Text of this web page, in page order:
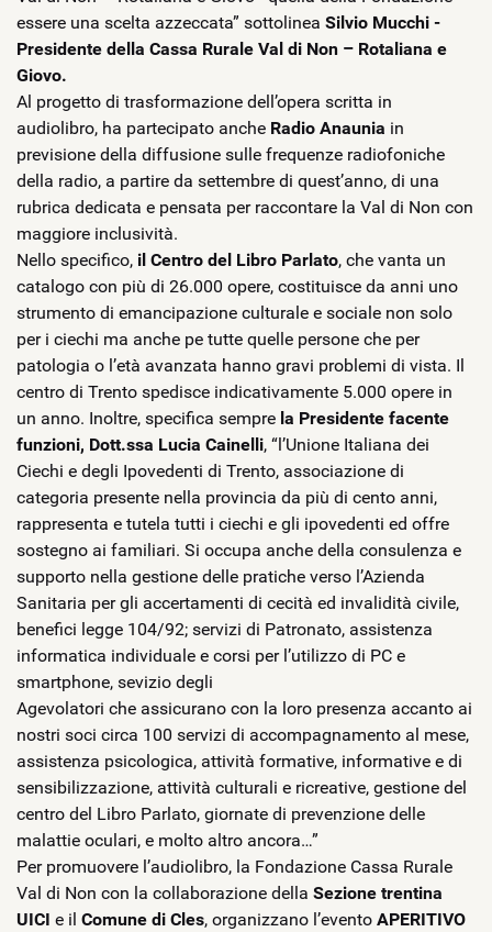
essere una scelta azzeccata” sottolinea Silvio Mucchi -
Presidente della Cassa Rurale Val di Non – Rotaliana e
Giovo.
Al progetto di trasformazione dell’opera scritta in
audiolibro, ha partecipato anche Radio Anaunia in
previsione della diffusione sulle frequenze radiofoniche
della radio, a partire da settembre di quest’anno, di una
rubrica dedicata e pensata per raccontare la Val di Non con
maggiore inclusività.
Nello specifico, il Centro del Libro Parlato, che vanta un
catalogo con più di 26.000 opere, costituisce da anni uno
strumento di emancipazione culturale e sociale non solo
per i ciechi ma anche pe tutte quelle persone che per
patologia o l’età avanzata hanno gravi problemi di vista. Il
centro di Trento spedisce indicativamente 5.000 opere in
un anno. Inoltre, specifica sempre la Presidente facente
funzioni, Dott.ssa Lucia Cainelli, “l’Unione Italiana dei
Ciechi e degli Ipovedenti di Trento, associazione di
categoria presente nella provincia da più di cento anni,
rappresenta e tutela tutti i ciechi e gli ipovedenti ed offre
sostegno ai familiari. Si occupa anche della consulenza e
supporto nella gestione delle pratiche verso l’Azienda
Sanitaria per gli accertamenti di cecità ed invalidità civile,
benefici legge 104/92; servizi di Patronato, assistenza
informatica individuale e corsi per l’utilizzo di PC e
smartphone, sevizio degli
Agevolatori che assicurano con la loro presenza accanto ai
nostri soci circa 100 servizi di accompagnamento al mese,
assistenza psicologica, attività formative, informative e di
sensibilizzazione, attività culturali e ricreative, gestione del
centro del Libro Parlato, giornate di prevenzione delle
malattie oculari, e molto altro ancora…”
Per promuovere l’audiolibro, la Fondazione Cassa Rurale
Val di Non con la collaborazione della Sezione trentina
UICI e il Comune di Cles, organizzano l’evento APERITIVO